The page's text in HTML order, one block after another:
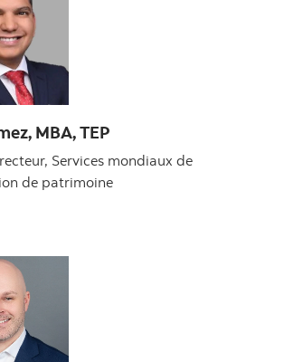
MBA, TEP
Services mondiaux de
de patrimoine